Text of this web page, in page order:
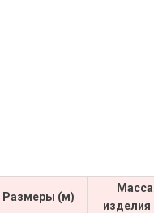
Размеры (м)
Масса
изделия